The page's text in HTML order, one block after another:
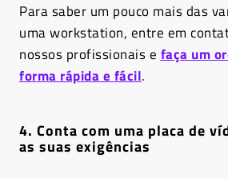
Para saber um pouco mais das
uma workstation, entre em
nossos profissionais efaça um
forma rápida e fácil.
4. Conta com uma placa de
as suas exigências